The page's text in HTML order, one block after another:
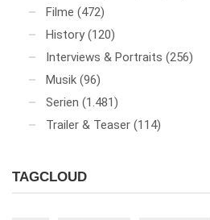
Filme (472)
History (120)
Interviews & Portraits (256)
Musik (96)
Serien (1.481)
Trailer & Teaser (114)
TAGCLOUD